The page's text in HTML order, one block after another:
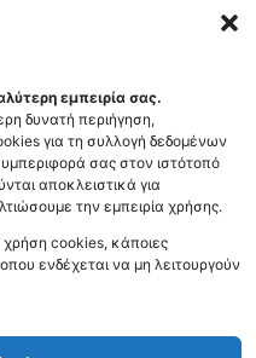
εμπειρία σας.
δυνατή περιήγηση,
για τη συλλογή δεδομένων
σας στον ιστότοπό
αποκλειστικά για
την εμπειρία χρήσης.
χρήση cookies, κάποιες
ενδέχεται να μη λειτουργούν